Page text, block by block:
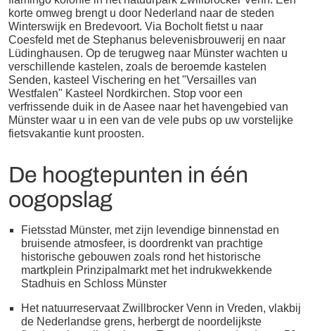
korte omweg brengt u door Nederland naar de steden
Winterswijk en Bredevoort. Via Bocholt fietst u naar
Coesfeld met de Stephanus belevenisbrouwerij en naar
Lüdinghausen. Op de terugweg naar Münster wachten u
verschillende kastelen, zoals de beroemde kastelen
Senden, kasteel Vischering en het "Versailles van
Westfalen" Kasteel Nordkirchen. Stop voor een
verfrissende duik in de Aasee naar het havengebied van
Münster waar u in een van de vele pubs op uw vorstelijke
fietsvakantie kunt proosten.
De hoogtepunten in één
oogopslag
Fietsstad Münster, met zijn levendige binnenstad en
bruisende atmosfeer, is doordrenkt van prachtige
historische gebouwen zoals rond het historische
martkplein Prinzipalmarkt met het indrukwekkende
Stadhuis en Schloss Münster
Het natuurreservaat Zwillbrocker Venn in Vreden, vlakbij
de Nederlandse grens, herbergt de noordelijkste